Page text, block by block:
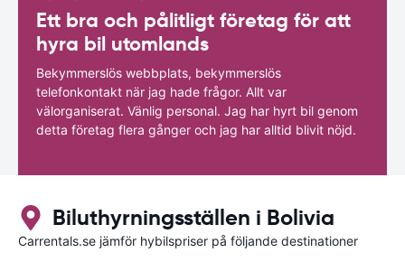
Ett bra och pålitligt företag för att
hyra bil utomlands
Bekymmerslös webbplats, bekymmerslös
telefonkontakt när jag hade frågor. Allt var
välorganiserat. Vänlig personal. Jag har hyrt bil genom
detta företag flera gånger och jag har alltid blivit nöjd.
Biluthyrningsställen i Bolivia
Carrentals.se jämför hybilspriser på följande destinationer